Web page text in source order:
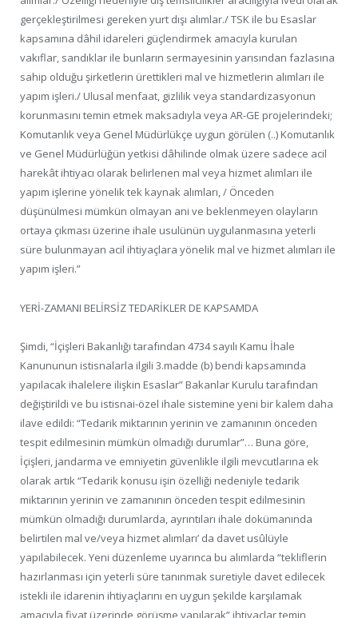
gerçekleştirilmesi gereken yurt dışı alımlar./ TSK ile bu Esaslar
kapsamına dâhil idareleri güçlendirmek amacıyla kurulan
vakıflar, sandıklar ile bunların sermayesinin yarısından fazlasına
sahip olduğu şirketlerin ürettikleri mal ve hizmetlerin alımları ile
yapım işleri./ Ulusal menfaat, gizlilik veya standardizasyonun
korunmasını temin etmek maksadıyla veya AR-GE projelerindeki;
Komutanlık veya Genel Müdürlükçe uygun görülen (..) Komutanlık
ve Genel Müdürlüğün yetkisi dâhilinde olmak üzere sadece acil
harekât ihtiyacı olarak belirlenen mal veya hizmet alımları ile
yapım işlerine yönelik tek kaynak alımları, / Önceden
düşünülmesi mümkün olmayan ani ve beklenmeyen olayların
ortaya çıkması üzerine ihale usulünün uygulanmasına yeterli
süre bulunmayan acil ihtiyaçlara yönelik mal ve hizmet alımları ile
yapım işleri.”
YERİ-ZAMANI BELİRSİZ TEDARİKLER DE KAPSAMDA
Şimdi, “İçişleri Bakanlığı tarafından 4734 sayılı Kamu İhale
Kanununun istisnalarla ilgili 3.madde (b) bendi kapsamında
yapılacak ihalelere ilişkin Esaslar” Bakanlar Kurulu tarafından
değiştirildi ve bu istisnai-özel ihale sistemine yeni bir kalem daha
ilave edildi: “Tedarik miktarının yerinin ve zamanının önceden
tespit edilmesinin mümkün olmadığı durumlar”… Buna göre,
İçişleri, jandarma ve emniyetin güvenlikle ilgili mevcutlarına ek
olarak artık “Tedarik konusu işin özelliği nedeniyle tedarik
miktarının yerinin ve zamanının önceden tespit edilmesinin
mümkün olmadığı durumlarda, ayrıntıları ihale dokümanında
belirtilen mal ve/veya hizmet alımları’ da davet usûlüyle
yapılabilecek. Yeni düzenleme uyarınca bu alımlarda “tekliflerin
hazırlanması için yeterli süre tanınmak suretiyle davet edilecek
istekli ile idarenin ihtiyaçlarını en uygun şekilde karşılamak
amacıyla fiyat üzerinde görüşme yapılarak” ihtiyaçlar temin